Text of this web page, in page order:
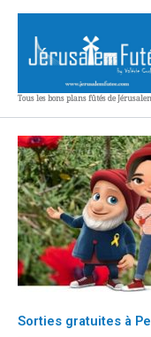
Aller
contenu
Tous les bons plans fûtés de
Sorties gratuites à